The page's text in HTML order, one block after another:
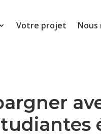
Votre projet